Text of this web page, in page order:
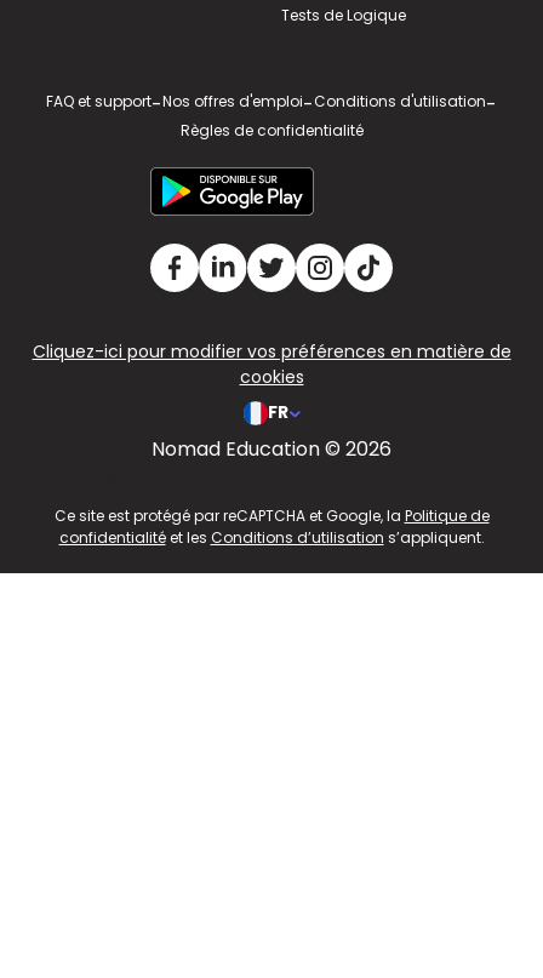
Tests de Logique
FAQ et support-Nos offres d'emploi-Conditions d'utilisation-
Règles de confidentialité
Cliquez-ici pour modifier vos préférences en matière de
cookies
FR
Nomad Education © 2026
Ce site est protégé par reCAPTCHA et Google, la Politique de
confidentialitéet les Conditions d’utilisation s’appliquent.